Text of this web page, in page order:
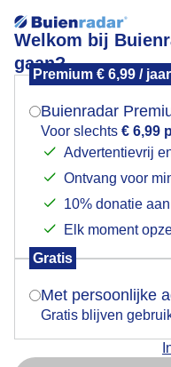
Welkom bij
gaan?
Premium € 6,99 / jaar
Buienradar
Voor slechts € 6,99
Advertentievrij
Ontvang voor
10% donatie
Elk moment
Gratis
Met persoonlijke
Gratis blijven
Mooie lucht
Mogen we je
Indien je hier nog
verschijnt er zo
Is
Nu